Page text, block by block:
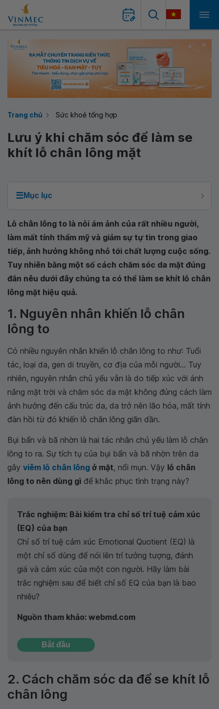
Trang chủ Sức khoẻ tổng hợp
Lưu ý khi chăm sóc để làm se
khít lỗ chân lông mặt
☰Mục lục
Lỗ chân lông to là nỗi ám ảnh của rất nhiều người,
làm mất tính thẩm mỹ và giảm sự tự tin trong giao
tiếp, ảnh hưởng không nhỏ tới chất lượng cuộc sống.
Tuy nhiên bằng một số cách chăm sóc da mặt đúng
đắn nêu dưới đây chúng ta có thể làm se khít lỗ chân
lông mặt hiệu quả.
1. Nguyên nhân khiến lỗ chân
lông to
Có nhiều nguyên nhân khiến lỗ chân lông to như: Tuổi
tác, loại da, gen di truyền, cơ địa của mỗi người... Tuy
nhiên, nguyên nhân chủ yếu vẫn là do tiếp xúc với ánh
nắng mặt trời và chăm sóc da mặt không đúng cách làm
ảnh hưởng đến cấu trúc da, da trở nên lão hóa, mất tính
đàn hồi từ đó khiến lỗ chân lông giãn dần.
Bụi bẩn và bã nhờn là hai tác nhân chủ yếu làm lỗ chân
lông to ra. Sự tích tụ của bụi bẩn và bã nhờn trên da
gây viêm lỗ chân lông ở mặt, nổi mụn. Vậy lỗ chân
lông to nên dùng gì để khắc phục tình trạng này?
Trắc nghiệm: Bài kiểm tra chỉ số trí tuệ cảm xúc
(EQ) của bạn
Chỉ số trí tuệ cảm xúc Emotional Quotient (EQ) là
một chỉ số dùng để nói lên trí tưởng tượng, đánh
giá và cảm xúc của một con người. Hãy làm bài
trắc nghiệm sau để biết chỉ số EQ của bạn là bao
nhiêu?
Nguồn tham khảo: webmd.com
Bắt đầu
2. Cách chăm sóc da để se khít lỗ
chân lông